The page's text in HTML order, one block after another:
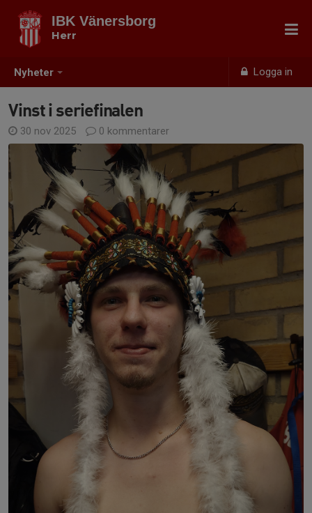
Nyheter Logga in
IBK Vänersborg
Herr
Vinst i seriefinalen
30 nov 2025 0 kommentarer